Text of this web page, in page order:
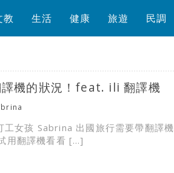
教 生活 健康 旅遊 民調
譯機的狀況！feat. ili 翻譯機
女孩 Sabrina 出國旅行需要帶翻譯機
用翻譯機看看 […]